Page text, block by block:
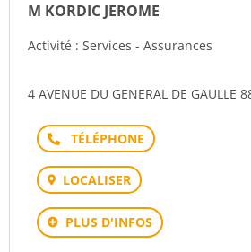
M KORDIC JEROME
Activité : Services - Assurances
4 AVENUE DU GENERAL DE GAULLE
Téléphone
LOCALISER
PLUS D'INFOS